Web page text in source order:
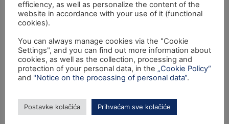
efficiency, as well as personalize the content of the
website in accordance with your use of it (functional
cookies).
You can always manage cookies via the "Cookie
Settings", and you can find out more information about
cookies, as well as the collection, processing and
protection of your personal data, in the „Cookie Policy“
and "Notice on the processing of personal data“.
Postavke kolačića Prihvaćam sve kolačiće